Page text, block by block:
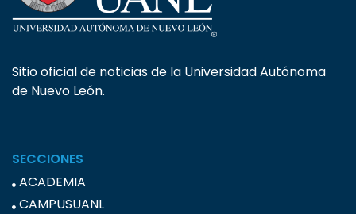
Sitio oficial de noticias de la Universidad Autónoma
de Nuevo León.
SECCIONES
ACADEMIA
CAMPUSUANL